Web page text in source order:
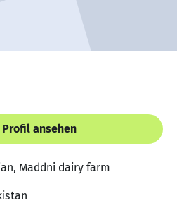
Profil ansehen
Maddni dairy farm